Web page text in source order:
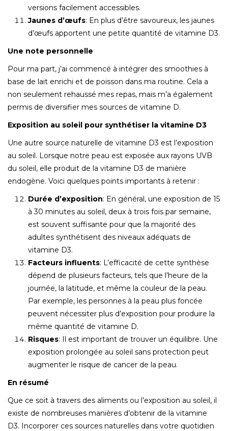
versions facilement accessibles.
Jaunes d’œufs: En plus d’être savoureux, les jaunes
d’œufs apportent une petite quantité de vitamine D3.
Une note personnelle
Pour ma part, j’ai commencé à intégrer des smoothies à
base de lait enrichi et de poisson dans ma routine. Cela a
non seulement rehaussé mes repas, mais m’a également
permis de diversifier mes sources de vitamine D.
Exposition au soleil pour synthétiser la vitamine D3
Une autre source naturelle de vitamine D3 est l’exposition
au soleil. Lorsque notre peau est exposée aux rayons UVB
du soleil, elle produit de la vitamine D3 de manière
endogène. Voici quelques points importants à retenir :
Durée d’exposition: En général, une exposition de 15
à 30 minutes au soleil, deux à trois fois par semaine,
est souvent suffisante pour que la majorité des
adultes synthétisent des niveaux adéquats de
vitamine D3.
Facteurs influents: L’efficacité de cette synthèse
dépend de plusieurs facteurs, tels que l’heure de la
journée, la latitude, et même la couleur de la peau.
Par exemple, les personnes à la peau plus foncée
peuvent nécessiter plus d’exposition pour produire la
même quantité de vitamine D.
Risques: Il est important de trouver un équilibre. Une
exposition prolongée au soleil sans protection peut
augmenter le risque de cancer de la peau.
En résumé
Que ce soit à travers des aliments ou l’exposition au soleil, il
existe de nombreuses manières d’obtenir de la vitamine
D3. Incorporer ces sources naturelles dans votre quotidien